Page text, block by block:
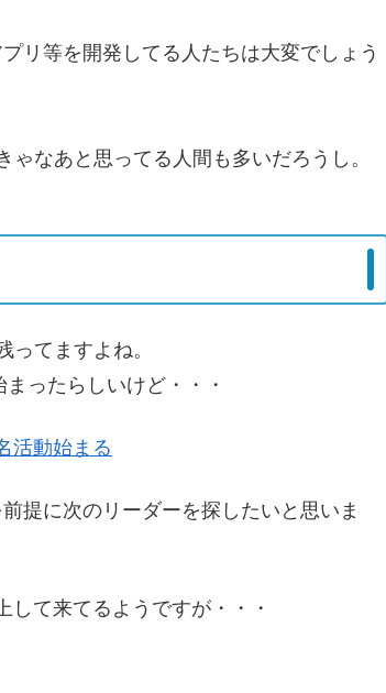
リ等を開発してる人たちは大変でしょう
なあと思ってる人間も多いだろうし。
てますよね。
ったらしいけど・・・
活動始まる
提に次のリーダーを探したいと思いま
して来てるようですが・・・